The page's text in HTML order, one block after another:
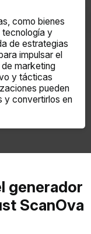
como bienes
tecnología y
de estrategias
impulsar el
marketing
y tácticas
pueden
y convertirlos en
generador
ScanOva